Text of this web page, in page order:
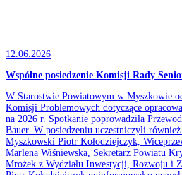
12.06.2026
Wspólne posiedzenie Komisji Rady
W Starostwie Powiatowym w Myszkowie
Komisji Problemowych dotyczące
na 2026 r. Spotkanie poprowadziła
Bauer. W posiedzeniu uczestniczyli
Myszkowski Piotr Kołodziejczyk,
Marlena Wiśniewska, Sekretarz Powiatu
Mrożek z Wydziału Inwestycji, Rozwoju i